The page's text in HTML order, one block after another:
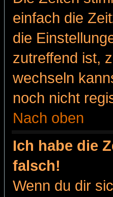
einfach die
die
zutreffend ist,
wechseln
noch nicht
Nach oben
Ich habe die
falsch!
Wenn du dir